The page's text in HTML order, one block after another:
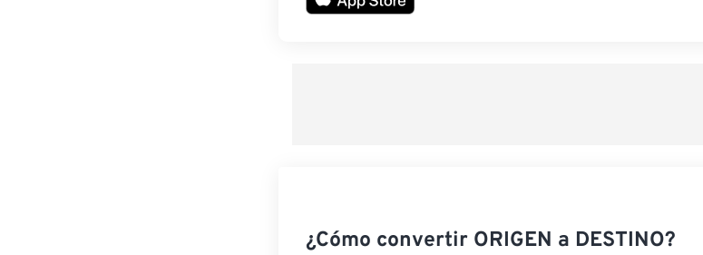
¿Cómo convertir ORIGEN a DESTINO?